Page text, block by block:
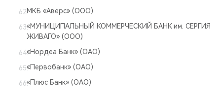
МКБ «Аверс» (ООО)
«МУНИЦИПАЛЬНЫЙ КОММЕРЧЕСКИЙ БАНК им. СЕРГИЯ
ЖИВАГО» (ООО)
«Нордеа Банк» (ОАО)
«Первобанк» (ОАО)
«Плюс Банк» (ОАО)